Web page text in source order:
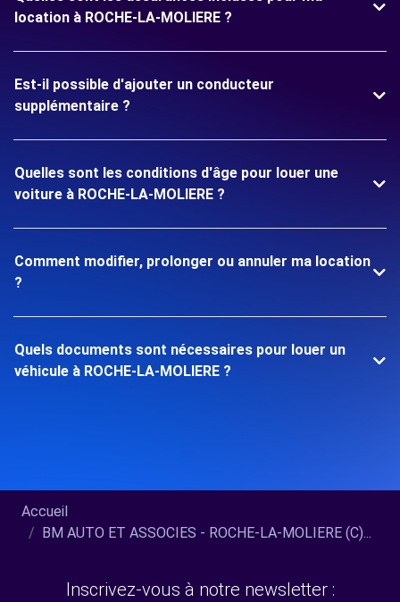
location à ROCHE-LA-MOLIERE ?
Est-il possible d'ajouter un conducteur
supplémentaire ?
Quelles sont les conditions d'âge pour louer une
voiture à ROCHE-LA-MOLIERE ?
Comment modifier, prolonger ou annuler ma location
?
Quels documents sont nécessaires pour louer un
véhicule à ROCHE-LA-MOLIERE ?
Accueil
BM AUTO ET ASSOCIES - ROCHE-LA-MOLIERE (C)...
Inscrivez-vous à notre newsletter :